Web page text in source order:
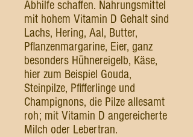
Abhilfe schaffen. Nahrungsmittel
mit hohem Vitamin D Gehalt sind
Lachs, Hering, Aal, Butter,
Pflanzenmargarine, Eier, ganz
besonders Hühnereigelb, Käse,
hier zum Beispiel Gouda,
Steinpilze, Pfifferlinge und
Champignons, die Pilze allesamt
roh; mit Vitamin D angereicherte
Milch oder Lebertran.